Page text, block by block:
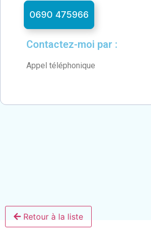
Retour à la liste
0690 475966
Contactez-moi par :
Appel téléphonique